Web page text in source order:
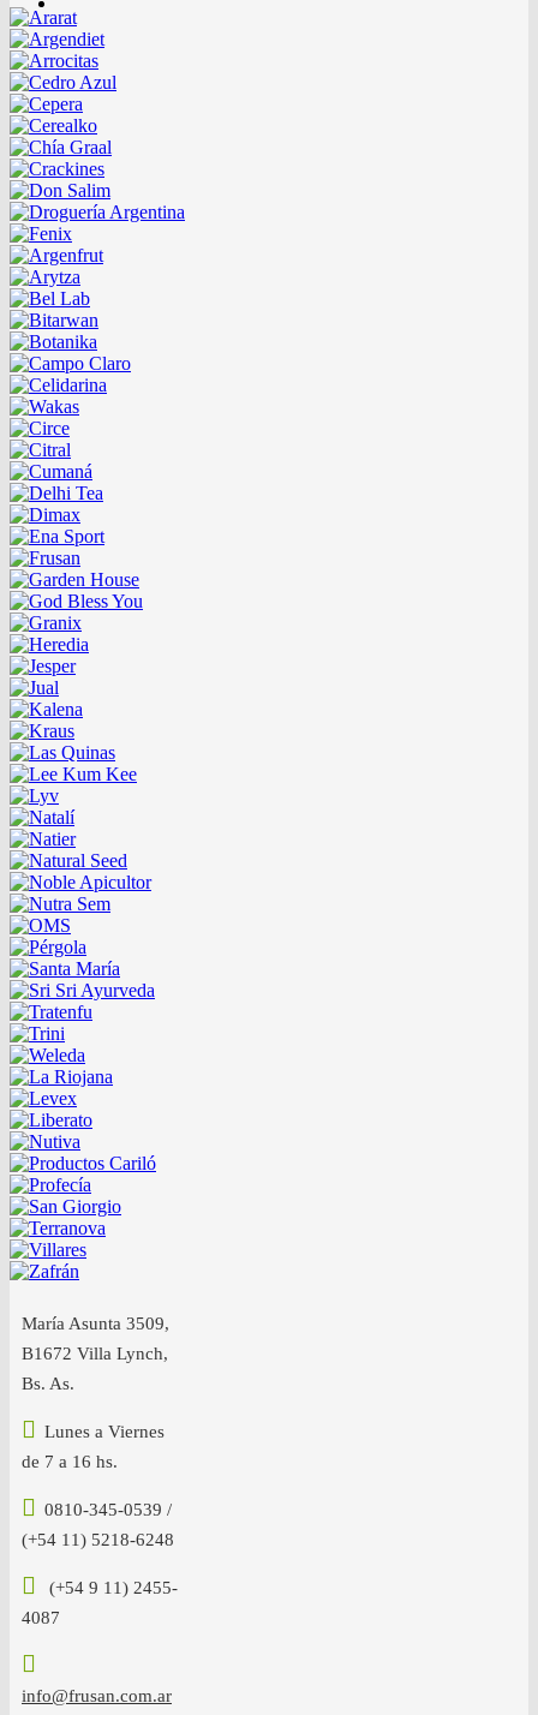
María Asunta 3509,
B1672 Villa Lynch,
Bs. As.
Lunes a Viernes
de 7 a 16 hs.
0810-345-0539 /
(+54 11) 5218-6248
(+54 9 11) 2455-
4087
info@frusan.com.ar